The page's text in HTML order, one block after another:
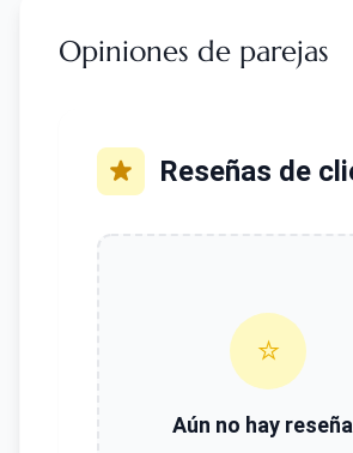
Opiniones de parejas
Reseñas de
⭐
Aún no hay